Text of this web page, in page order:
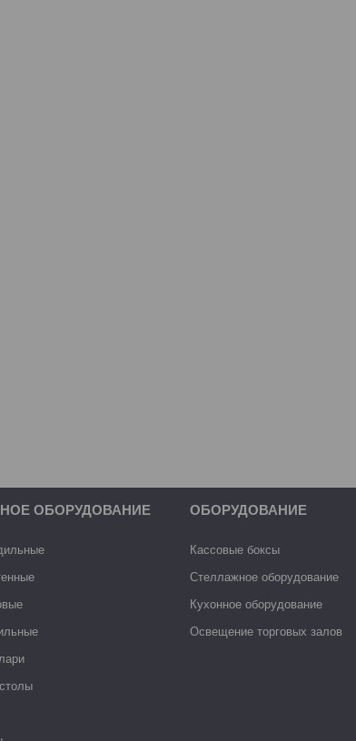
ОБОРУДОВАНИЕ ОБОРУДОВАНИЕ
Кассовые боксы
Стеллажное оборудование
Кухонное оборудование
Освещение торговых залов